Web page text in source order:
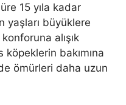
15 yıla kadar
yaşları büyüklere
alışık
bakımına
ömürleri daha uzun